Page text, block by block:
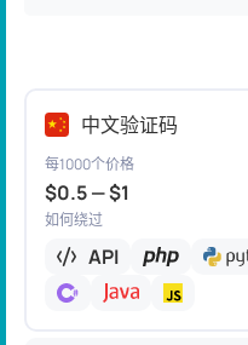
中文验证码
每1000个价格
$0.5 — $1
如何绕过
API